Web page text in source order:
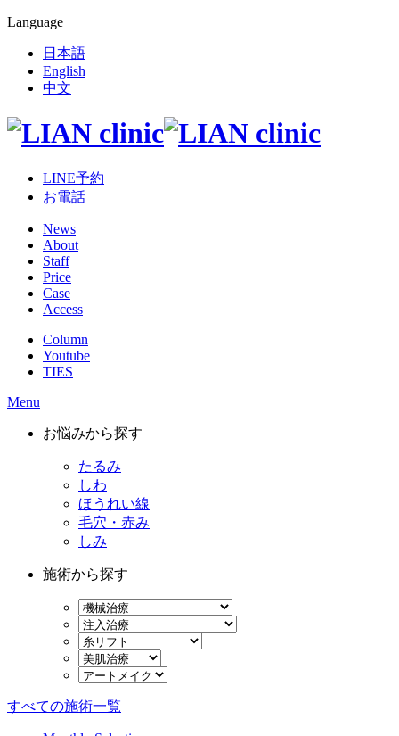
Language
日本語
English
中文
LINE予約
お電話
News
About
Staff
Price
Case
Access
Column
Youtube
TIES
Menu
お悩みから探す
たるみ
しわ
ほうれい線
毛穴・赤み
しみ
施術から探す
すべての施術一覧